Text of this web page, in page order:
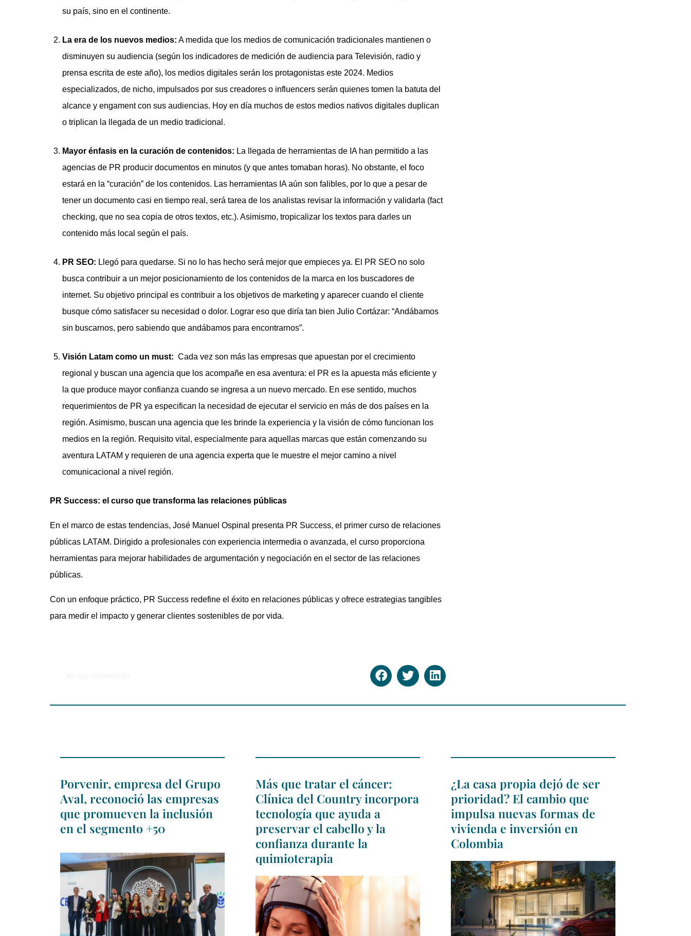
su país, sino en el continente.
La era de los nuevos medios: A medida que los medios de comunicación tradicionales mantienen o
disminuyen su audiencia (según los indicadores de medición de audiencia para Televisión, radio y
prensa escrita de este año), los medios digitales serán los protagonistas este 2024. Medios
especializados, de nicho, impulsados por sus creadores o influencers serán quienes tomen la batuta del
alcance y engament con sus audiencias. Hoy en día muchos de estos medios nativos digitales duplican
o triplican la llegada de un medio tradicional.
Mayor énfasis en la curación de contenidos: La llegada de herramientas de IA han permitido a las
agencias de PR producir documentos en minutos (y que antes tomaban horas). No obstante, el foco
estará en la “curación” de los contenidos. Las herramientas IA aún son falibles, por lo que a pesar de
tener un documento casi en tiempo real, será tarea de los analistas revisar la información y validarla (fact
checking, que no sea copia de otros textos, etc.). Asimismo, tropicalizar los textos para darles un
contenido más local según el país.
PR SEO: Llegó para quedarse. Si no lo has hecho será mejor que empieces ya. El PR SEO no solo
busca contribuir a un mejor posicionamiento de los contenidos de la marca en los buscadores de
internet. Su objetivo principal es contribuir a los objetivos de marketing y aparecer cuando el cliente
busque cómo satisfacer su necesidad o dolor. Lograr eso que diría tan bien Julio Cortázar: “Andábamos
sin buscarnos, pero sabiendo que andábamos para encontrarnos”.
Visión Latam como un must: Cada vez son más las empresas que apuestan por el crecimiento
regional y buscan una agencia que los acompañe en esa aventura: el PR es la apuesta más eficiente y
la que produce mayor confianza cuando se ingresa a un nuevo mercado. En ese sentido, muchos
requerimientos de PR ya especifican la necesidad de ejecutar el servicio en más de dos países en la
región. Asimismo, buscan una agencia que les brinde la experiencia y la visión de cómo funcionan los
medios en la región. Requisito vital, especialmente para aquellas marcas que están comenzando su
aventura LATAM y requieren de una agencia experta que le muestre el mejor camino a nivel
comunicacional a nivel región.
PR Success: el curso que transforma las relaciones públicas
En el marco de estas tendencias, José Manuel Ospinal presenta PR Success, el primer curso de relaciones
públicas LATAM. Dirigido a profesionales con experiencia intermedia o avanzada, el curso proporciona
herramientas para mejorar habilidades de argumentación y negociación en el sector de las relaciones
públicas.
Con un enfoque práctico, PR Success redefine el éxito en relaciones públicas y ofrece estrategias tangibles
para medir el impacto y generar clientes sostenibles de por vida.
Porvenir, empresa del Grupo
Aval, reconoció las empresas
que promueven la inclusión
en el segmento +50
Más que tratar el cáncer:
Clínica del Country incorpora
tecnología que ayuda a
preservar el cabello y la
confianza durante la
quimioterapia
¿La casa propia dejó de ser
prioridad? El cambio que
impulsa nuevas formas de
vivienda e inversión en
Colombia